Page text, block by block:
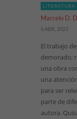
Marcelo D.
6 ABR, 2023
El trabajo
demorado;
una obra
una
para ser
parte de
autora.